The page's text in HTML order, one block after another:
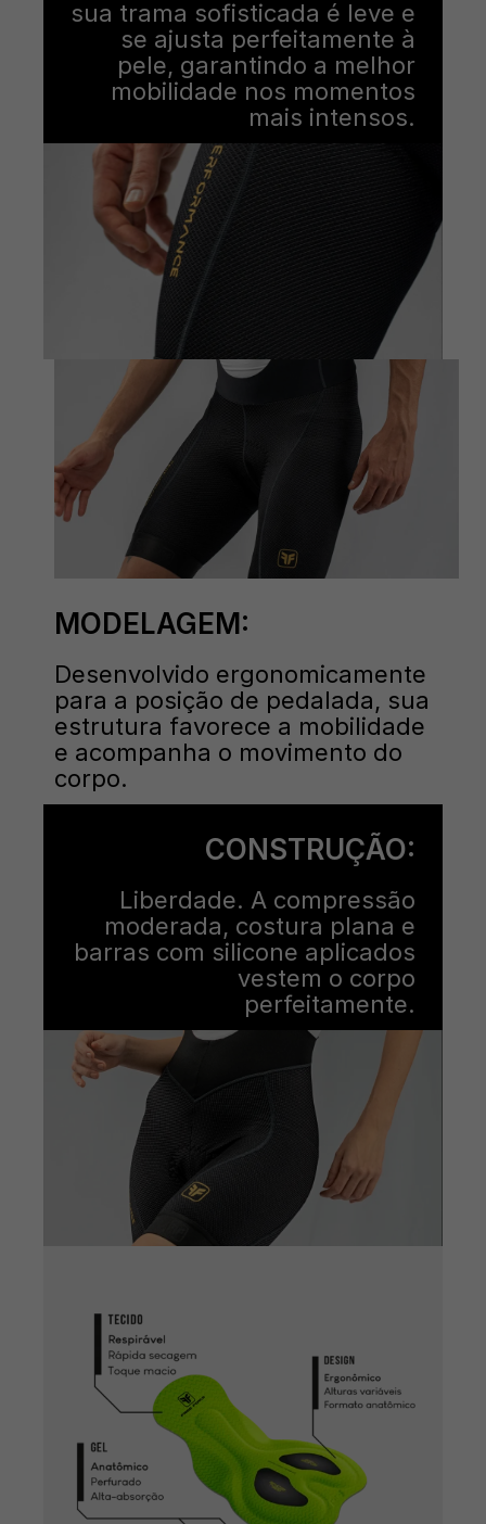
sua trama sofisticada é leve e
se ajusta perfeitamente à
pele, garantindo a melhor
mobilidade nos momentos
mais intensos.
MODELAGEM:
Desenvolvido ergonomicamente
para a posição de pedalada, sua
estrutura favorece a mobilidade
e acompanha o movimento do
corpo.
CONSTRUÇÃO:
Liberdade. A compressão
moderada, costura plana e
barras com silicone aplicados
vestem o corpo
perfeitamente.